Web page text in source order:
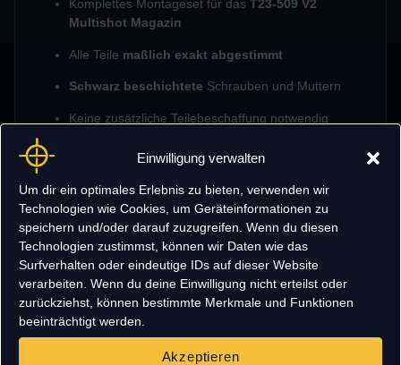
Einwilligung verwalten
Um dir ein optimales Erlebnis zu bieten, verwenden wir
Technologien wie Cookies, um Geräteinformationen zu
speichern und/oder darauf zuzugreifen. Wenn du diesen
Technologien zustimmst, können wir Daten wie das
Surfverhalten oder eindeutige IDs auf dieser Website
verarbeiten. Wenn du deine Einwilligung nicht erteilst oder
zurückziehst, können bestimmte Merkmale und Funktionen
beeinträchtigt werden.
Akzeptieren
Komplettes Montageset für das T23-509 V2
Multishot Magazin
Alle Teile maßlich exakt abgestimmt
Schwarz beschichtete Schrauben und Muttern
Keine zusätzliche Teilebeschaffung notwendig
Wichtiger Hinweis
Dieses Produkt enthält ausschließlich das Hardware-Kit
Die
STL-Dateien / das 3D-Design des T23-509 V2
Multishot Magazins sind nicht Bestandteil dieses
Angebots und müssen separat erworben werden.